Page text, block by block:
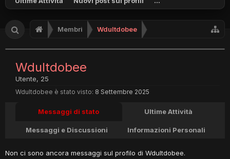
Membri Wdultdobee
Wdultdobee
Utente, 25
Wdultdobee è stato visto: 8 Settembre 2025
Messaggi di stato Ultime Attività
Messaggi e Discussioni Informazioni Personali
Non ci sono ancora messaggi sul profilo di Wdultdobee.